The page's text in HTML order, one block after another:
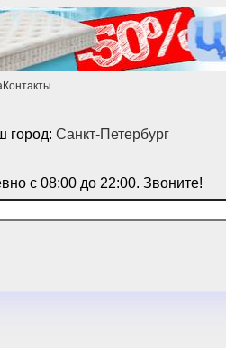
Контакты
город: Санкт-Петербург
с 08:00 до 22:00. Звоните!